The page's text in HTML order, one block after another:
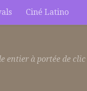
Ciné Latino
entier à portée de clic